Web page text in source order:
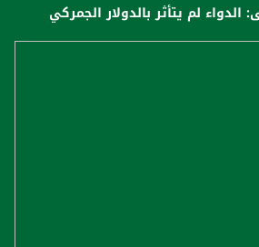
لم يتأثر بالدولار الجمركي